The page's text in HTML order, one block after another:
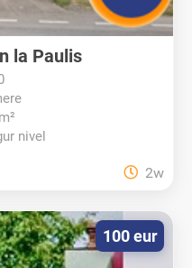
la Paulis
nivel
2w
100 eur